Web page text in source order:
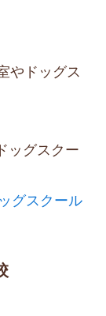
やドッグス
ッグスクー
グスクール